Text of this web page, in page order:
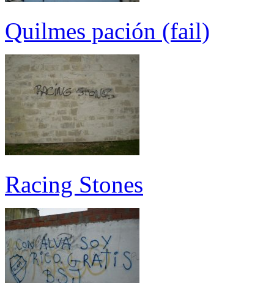
Quilmes pación (fail)
Racing Stones